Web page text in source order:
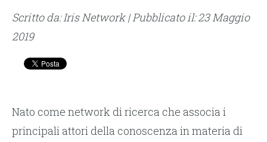
Scritto da: Iris Network | Pubblicato il: 23 Maggio
2019
Nato come network di ricerca che associa i
principali attori della conoscenza in materia di